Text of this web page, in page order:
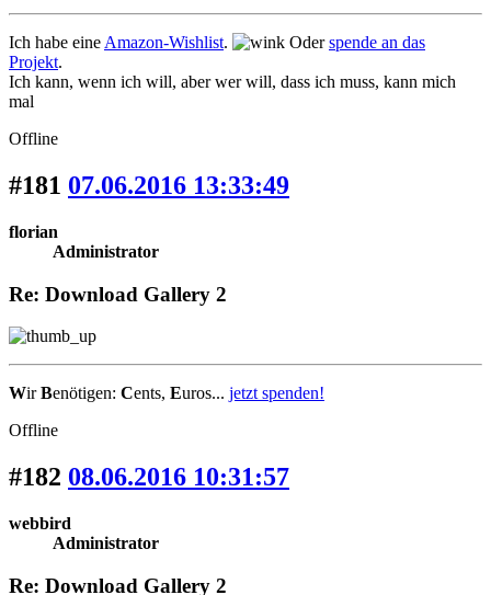
Ich habe eine Amazon-Wishlist. Oderspende an das
Projekt.
Ich kann, wenn ich will, aber wer will, dass ich muss, kann mich
mal
Offline
#181 07.06.2016 13:33:49
florian
Administrator
Re: Download Gallery 2
WirBenötigen: Cents, Euros... jetzt spenden!
Offline
#182 08.06.2016 10:31:57
webbird
Administrator
Re: Download Gallery 2